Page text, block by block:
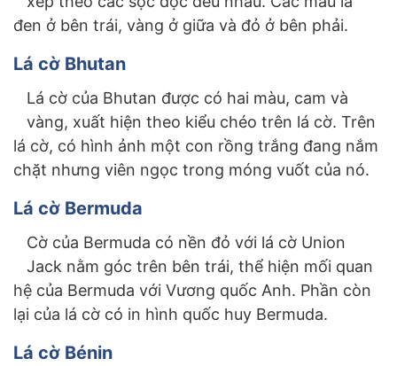
đen ở bên trái, vàng ở giữa và đỏ ở bên phải.
Lá cờ Bhutan
Lá cờ của Bhutan được có hai màu, cam và
vàng, xuất hiện theo kiểu chéo trên lá cờ. Trên
lá cờ, có hình ảnh một con rồng trắng đang nắm
chặt nhưng viên ngọc trong móng vuốt của nó.
Lá cờ Bermuda
Cờ của Bermuda có nền đỏ với lá cờ Union
Jack nằm góc trên bên trái, thể hiện mối quan
hệ của Bermuda với Vương quốc Anh. Phần còn
lại của lá cờ có in hình quốc huy Bermuda.
Lá cờ Bénin